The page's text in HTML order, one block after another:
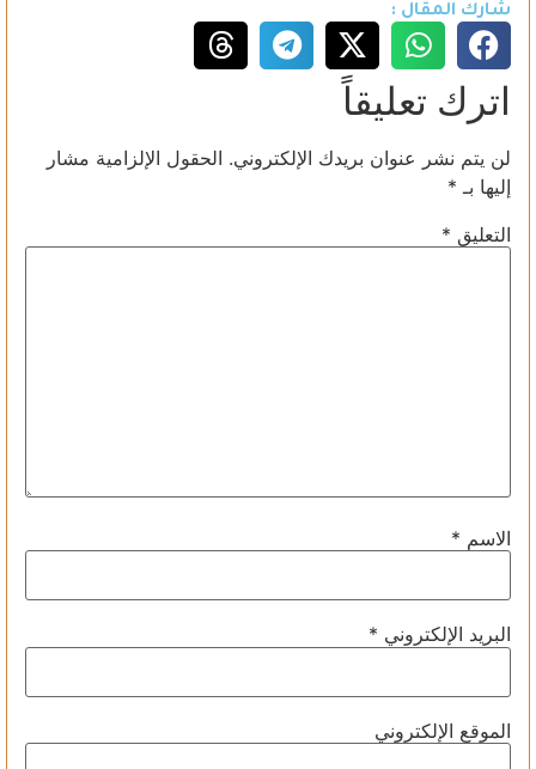
شارك المقال :
اترك تعليقاً
لن يتم نشر عنوان بريدك الإلكتروني. الحقول الإلزامية مشار
إليها بـ *
التعليق *
الاسم *
البريد الإلكتروني *
الموقع الإلكتروني